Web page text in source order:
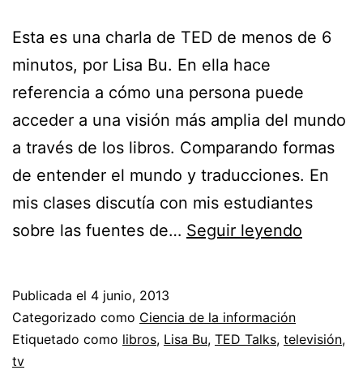
Esta es una charla de TED de menos de 6
minutos, por Lisa Bu. En ella hace
referencia a cómo una persona puede
acceder a una visión más amplia del mundo
a través de los libros. Comparando formas
de entender el mundo y traducciones. En
mis clases discutía con mis estudiantes
sobre las fuentes de… Seguir leyendo
abrir
Publicada el 4 junio, 2013
Categorizado como Ciencia de la información
Etiquetado como libros, Lisa Bu, TED Talks, televisión,
tv